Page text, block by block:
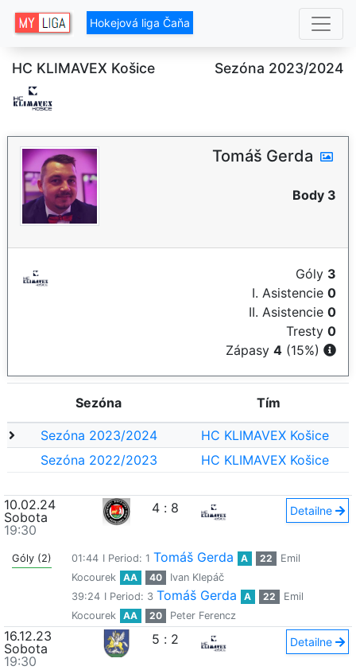
Hokejová liga Čaňa
HC KLIMAVEX Košice Sezóna 2023/2024
Tomáš Gerda
Body 3
Góly 3
I. Asistencie 0
II. Asistencie 0
Tresty 0
Zápasy 4 (15%)
Sezóna Tím
Sezóna 2023/2024
HC KLIMAVEX Košice
Sezóna 2022/2023
HC KLIMAVEX Košice
10.02.24
Sobota
19:30
4 : 8 Detailne
Góly (2) 01:44 I Period: 1 Tomáš Gerda A 22
Emil
Kocourek
AA 40
Ivan Klepáč
39:24 I Period: 3 Tomáš Gerda A 22
Emil
Kocourek
AA 20 Peter Ferencz
16.12.23
Sobota
19:30
5 : 2 Detailne